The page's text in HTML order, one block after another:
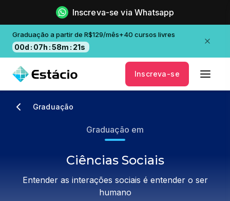
Inscreva-se via Whatsapp
Graduação a partir de R$129/mês+40 cursos livres
00d : 07h :58m : 20s
Inscreva-se
Graduação
Graduação em
Ciências Sociais
Entender as interações sociais é entender o ser
humano